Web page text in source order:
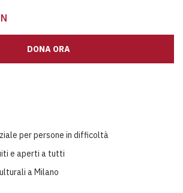
DONA ORA
per persone in difficoltà
e aperti a tutti
a Milano